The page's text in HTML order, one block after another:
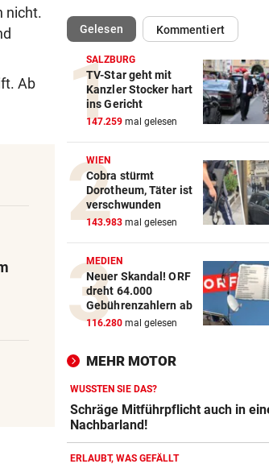
nicht.
Ab
„NOCH LAUTER, GRÖSSER“
Klum wechselt mit
von ProSieben zu RTL
FOLGE VON SONNTAG vor
Unsere neue
Philipp bewegen!
ANZEICHEN ERNST NEHMEN vor
Multiple Sklerose bei
Jugendlichen
SEINE ARME SIND IHRE
Das ist Matt Damons Stunt-
Double in „Die Odyssee“
WIE EINST DER VATER vor
Bundesliga an
CRASH AUF B70 vor
Zwei Verletzte nach Biker-
bei Edelschrott
Gelesen(ausgewählt)Kommentiert
SALZBURG
TV-Star geht mit
Kanzler Stocker hart
ins Gericht
147.259 mal gelesen
WIEN
Cobra stürmt
Dorotheum, Täter ist
verschwunden
143.983 mal gelesen
MEDIEN
Neuer Skandal! ORF
dreht 64.000
Gebührenzahlern ab
116.280 mal gelesen
MEHR MOTOR
WUSSTEN SIE DAS?
Schräge Mitführpflicht auch in
Nachbarland!
ERLAUBT, WAS GEFÄLLT